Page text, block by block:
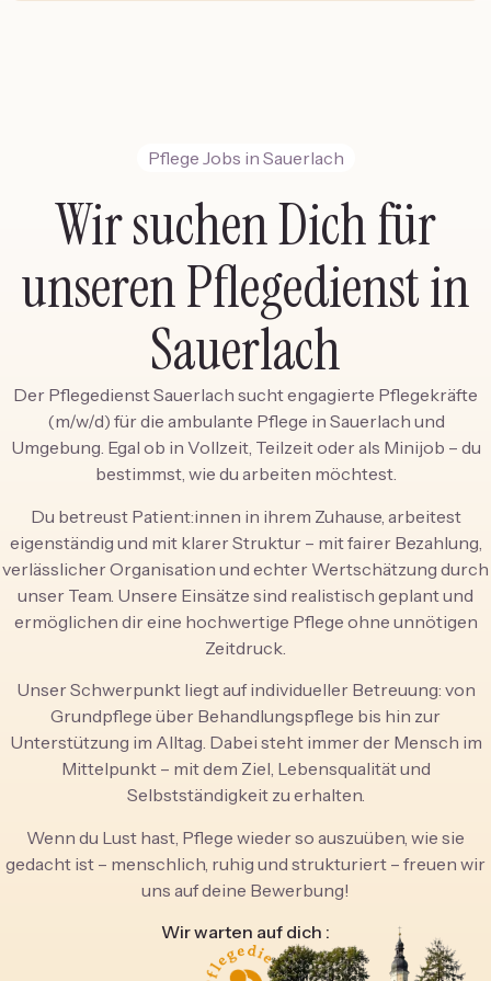
Pflege Jobs in Sauerlach
Wir suchen Dich für
unseren Pflegedienst in
Sauerlach
Der Pflegedienst Sauerlach sucht engagierte Pflegekräfte
(m/w/d) für die ambulante Pflege in Sauerlach und
Umgebung. Egal ob in Vollzeit, Teilzeit oder als Minijob – du
bestimmst, wie du arbeiten möchtest.
Du betreust Patient:innen in ihrem Zuhause, arbeitest
eigenständig und mit klarer Struktur – mit fairer Bezahlung,
verlässlicher Organisation und echter Wertschätzung durch
unser Team. Unsere Einsätze sind realistisch geplant und
ermöglichen dir eine hochwertige Pflege ohne unnötigen
Zeitdruck.
Unser Schwerpunkt liegt auf individueller Betreuung: von
Grundpflege über Behandlungspflege bis hin zur
Unterstützung im Alltag. Dabei steht immer der Mensch im
Mittelpunkt – mit dem Ziel, Lebensqualität und
Selbstständigkeit zu erhalten.
Wenn du Lust hast, Pflege wieder so auszuüben, wie sie
gedacht ist – menschlich, ruhig und strukturiert – freuen wir
uns auf deine Bewerbung!
Wir warten auf dich :